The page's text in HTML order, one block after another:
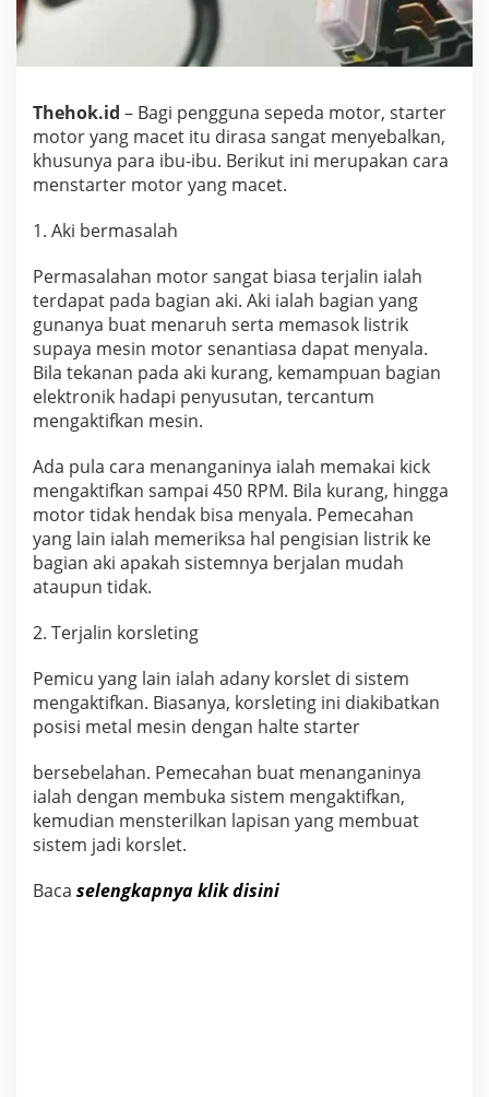
n
i
C
r
a
M
e
n
a
s
i
n
y
a
Thehok.id – Bagi pengguna sepeda motor, starter
motor yang macet itu dirasa sangat menyebalkan,
khusunya para ibu-ibu. Berikut ini merupakan cara
menstarter motor yang macet.
1. Aki bermasalah
Permasalahan motor sangat biasa terjalin ialah
terdapat pada bagian aki. Aki ialah bagian yang
gunanya buat menaruh serta memasok listrik
supaya mesin motor senantiasa dapat menyala.
Bila tekanan pada aki kurang, kemampuan bagian
elektronik hadapi penyusutan, tercantum
mengaktifkan mesin.
Ada pula cara menanganinya ialah memakai kick
mengaktifkan sampai 450 RPM. Bila kurang, hingga
motor tidak hendak bisa menyala. Pemecahan
yang lain ialah memeriksa hal pengisian listrik ke
bagian aki apakah sistemnya berjalan mudah
ataupun tidak.
2. Terjalin korsleting
Pemicu yang lain ialah adany korslet di sistem
mengaktifkan. Biasanya, korsleting ini diakibatkan
posisi metal mesin dengan halte starter
bersebelahan. Pemecahan buat menanganinya
ialah dengan membuka sistem mengaktifkan,
kemudian mensterilkan lapisan yang membuat
sistem jadi korslet.
Baca selengkapnya klik disini